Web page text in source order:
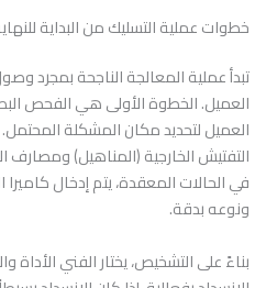
خطوات عملية التسليك من البداية
تبدأ عملية المعالجة الناجحة بمجرد
العميل. الخطوة الأولى هي الفحص
العميل لتحديد مكان المشكلة
التفتيش الخارجية (المناهيل) ومصارف
في الحالات المعقدة، يتم إدخال
ونوعه بدقة.
بناءً على التشخيص، يختار الفني